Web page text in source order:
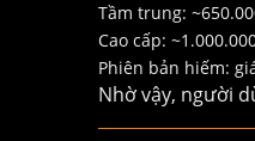
Tầm trung:
Cao cấp:
Phiên bản hiếm:
Nhờ vậy, người